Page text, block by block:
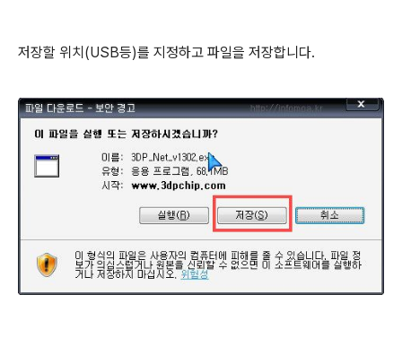
저장할 위치(USB등)를 지정하고 파일을 저장합니다.